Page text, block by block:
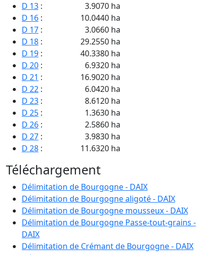
D 13 :
3.9070 ha
D 16 :
10.0440 ha
D 17 :
3.0660 ha
D 18 :
29.2550 ha
D 19 :
40.3380 ha
D 20 :
6.9320 ha
D 21 :
16.9020 ha
D 22 :
6.0420 ha
D 23 :
8.6120 ha
D 25 :
1.3630 ha
D 26 :
2.5860 ha
D 27 :
3.9830 ha
D 28 :
11.6320 ha
D 30:
2.8000 ha
D 31:
2.8000 ha
D 32:
2.8000 ha
D 33:
2.8000 ha
D 34:
17.0980 ha
D 35:
D 36:
23.3950 ha
Téléchargement
Délimitation de Bourgogne - DAIX
Délimitation de Bourgogne aligoté - DAIX
Délimitation de Bourgogne mousseux - DAIX
Délimitation de Bourgogne Passe-tout-grains -
DAIX
Délimitation de Crémant de Bourgogne - DAIX